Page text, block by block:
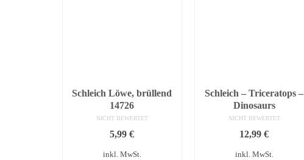
Schleich Löwe, brüllend
14726
NICHT BEWERTET
5,99€
inkl. MwSt.
Schleich – Triceratops –
Dinosaurs
NICHT BEWERTET
12,99€
inkl. MwSt.